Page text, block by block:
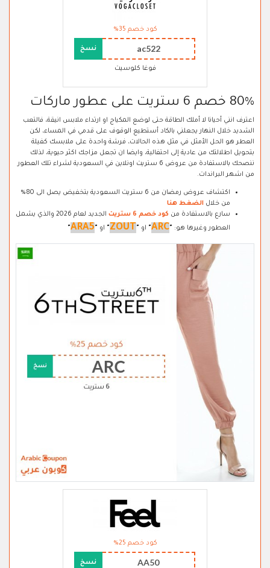
كود خصم 35%
ac522 نسخ
فوغا كلوسيت
80% خصم 6 ستريت على عطور ماركات
اعترف انني أحيانا لا أملك الطاقة حتى لوضع المكياج او ارتداء ملابس انيقة، فالتعب
الشديد خلال النهار يجعلني بالكاد أستطيع الوقوف على قدمي في المساء، لكن
العطر هو الحل الأمثل في مثل هذه الحالات، فرشة واحدة على ملابسك كفيلة
بتحويل اطلالتك من عادية إلى احتفالية، وايضا ان تجعل مزاجك اكثر حيوية، لذلك
ننصحك بالاستفادة من عروض 6 ستريت اونلاين في السعودية لشراء تلك العطور
من اشهر البراندات.
اكتشاف عروض رمضان من 6 ستريت السعودية بتخفيض يصل الى 80%
من خلال الضغط هنا
سارع بالاستفادة من كود خصم 6 ستريت
الجديد لعام 2026 والذي يشمل
العطور وغيرها هو: "
ARC
" او "
ZOUT
" او "
ARA5
"
كود خصم 25%
AA50 نسخ